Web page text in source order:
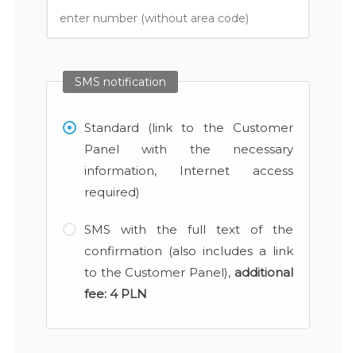
SMS notification
Standard (link to the Customer
Panel with the necessary
information, Internet access
required)
SMS with the full text of the
confirmation (also includes a link
to the Customer Panel), additional
fee: 4 PLN